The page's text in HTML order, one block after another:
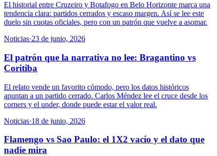
El historial entre Cruzeiro y Botafogo en Belo Horizonte marca una
tendencia clara: partidos cerrados y escaso margen. Así se lee este
duelo sin cuotas oficiales, pero con un patrón que vuelve a asomar.
Noticias·23 de junio, 2026
El patrón que la narrativa no lee: Bragantino vs
Coritiba
El relato vende un favorito cómodo, pero los datos históricos
apuntan a un partido cerrado. Carlos Méndez lee el cruce desde los
corners y el under, donde puede estar el valor real.
Noticias·18 de junio, 2026
Flamengo vs Sao Paulo: el 1X2 vacío y el dato que
nadie mira